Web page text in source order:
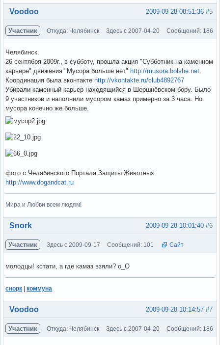
Вне форума #5
2009-09-28 08:51:36
Voodoo
Участник Откуда: Челябинск Здесь с 2007-04-20 Сообщений: 186
Челябинск.
26 сентября 2009г., в субботу, прошла акция "Субботник на каменном
карьере" движения "Мусора больше нет" http://musora.bolshe.net
Координация была вконтакте http://vkontakte.ru/club4892767
Убирали каменный карьер находящийся в Шершнёвском бору. Было
9 участников и наполнили мусором камаз примерно за 3 часа. Но
мусора конечно же больше.
фото с Челябинского Портала Защиты Животных
http://www.dogandcat.ru
Мира и Любви всем людям!
Вне форума #6
2009-09-28 10:01:40
Snork
Участник Здесь с 2009-09-17 Сообщений: 101 Сайт
молодцы! кстати, а где камаз взяли? о_О
снорк | коммуна
Вне форума #7
2009-09-28 10:14:57
Voodoo
Участник Откуда: Челябинск Здесь с 2007-04-20 Сообщений: 186